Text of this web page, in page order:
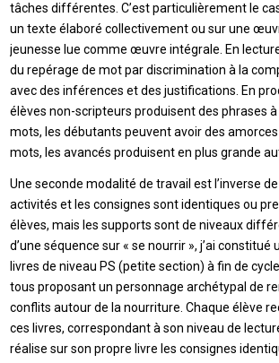
tâches différentes. C’est particulièrement le
un texte élaboré collectivement ou sur une
jeunesse lue comme œuvre intégrale. En
du repérage de mot par discrimination à la
avec des inférences et des justifications. En
élèves non-scripteurs produisent des phrases à
mots, les débutants peuvent avoir des
mots, les avancés produisent en plus grande
Une seconde modalité de travail est l’inverse
activités et les consignes sont identiques ou
élèves, mais les supports sont de niveaux
d’une séquence sur « se nourrir », j’ai
livres de niveau PS (petite section) à fin de
tous proposant un personnage archétypal de
conflits autour de la nourriture. Chaque élève
ces livres, correspondant à son niveau de
réalise sur son propre livre les consignes